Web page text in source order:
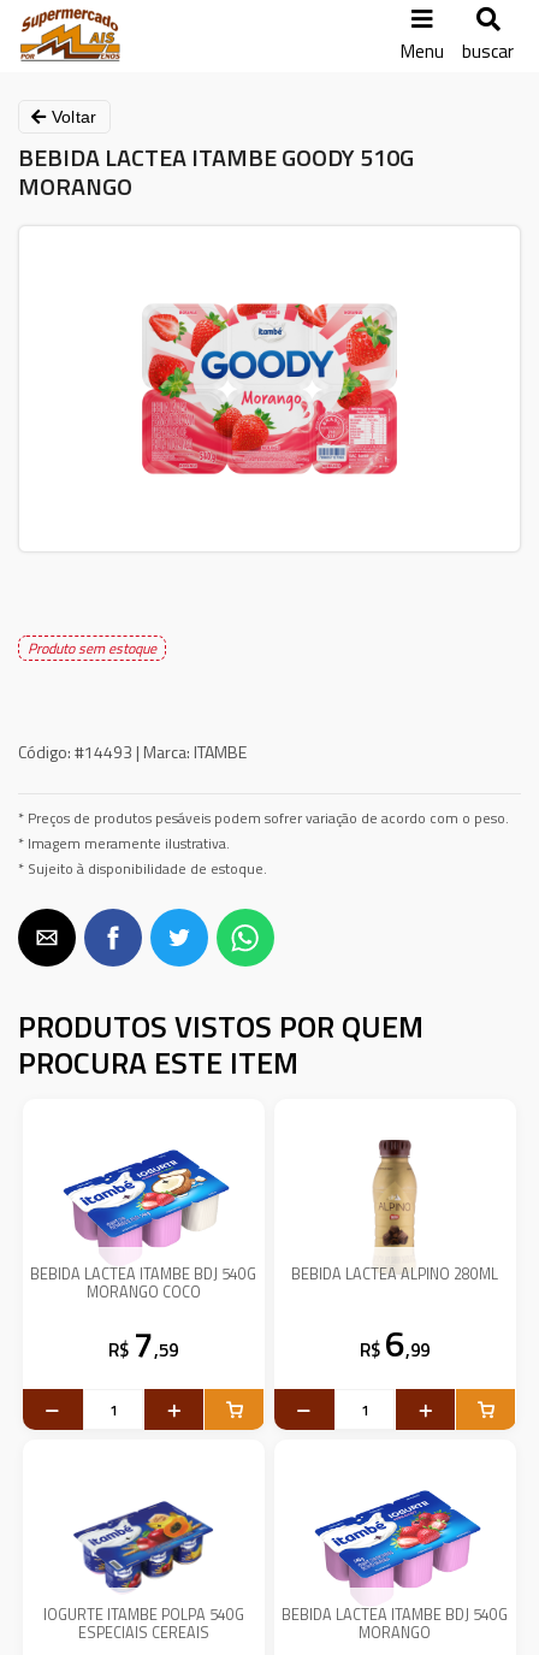
Menu buscar
Voltar
BEBIDA LACTEA ITAMBE GOODY 510G
MORANGO
Produto sem estoque
Código:#14493 | Marca: ITAMBE
* Preços de produtos pesáveis podem sofrer variação de acordo com o peso.
* Imagem meramente ilustrativa.
* Sujeito à disponibilidade de estoque.
PRODUTOS VISTOS POR QUEM
PROCURA ESTE ITEM
BEBIDA LACTEA ITAMBE BDJ 540G
MORANGO COCO
R$ 7,59
BEBIDA LACTEA ALPINO 280ML
R$ 6,99
IOGURTE ITAMBE POLPA 540G
ESPECIAIS CEREAIS
BEBIDA LACTEA ITAMBE BDJ 540G
MORANGO